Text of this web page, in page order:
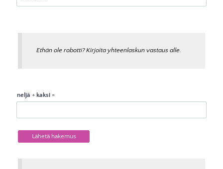
Ethän ole robotti? Kirjoita yhteenlaskun vastaus alle.
neljä + kaksi =
Lähetä hakemus